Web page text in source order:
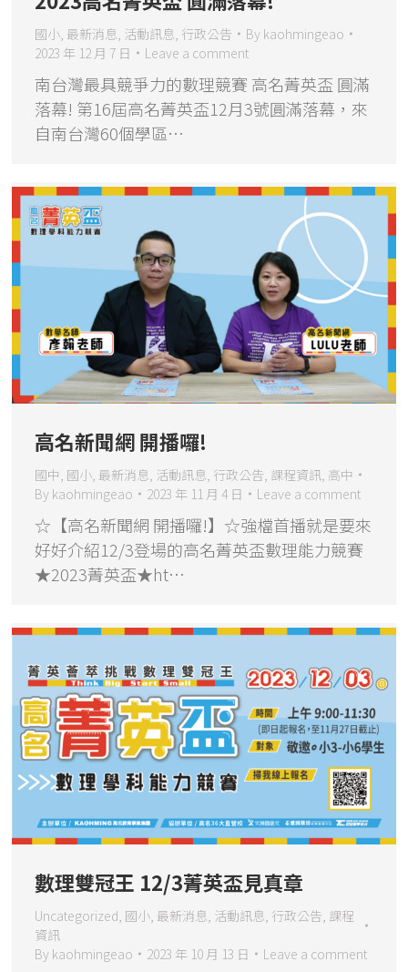
國小, 最新消息 活動訊息 行政公告 By kaohmingeao
2023 年 12 月 7 日
Leave a comment
南台灣最具競爭力的數理競賽 高名菁英盃 圓滿
落幕! 第16屆高名菁英盃12月3號圓滿落幕，來
自南台灣60個學區…
高名新聞網 開播囉!
國中 國小, 最新消息 活動訊息 行政公告 課程資訊, 高中
By kaohmingeao 2023 年 11 月 4 日 Leave a comment
☆【高名新聞網 開播囉!】☆強檔首播就是要來
好好介紹12/3登場的高名菁英盃數理能力競賽
★2023菁英盃★ht…
數理雙冠王 12/3菁英盃見真章
Uncategorized 國小, 最新消息 活動訊息 行政公告 課程
資訊
By kaohmingeao 2023 年 10 月 13 日 Leave a comment